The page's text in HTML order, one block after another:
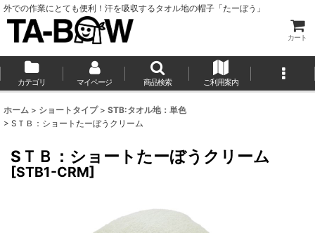
外での作業にとても便利！汗を吸収するタオル地の帽子「たーぼう」
カート
カテゴリ マイページ 商品検索 ご利用案内
ホーム > ショートタイプ > STB:タオル地：単色
> SＴＢ：ショートたーぼうクリーム
SＴＢ：ショートたーぼうクリーム
[STB1-CRM]